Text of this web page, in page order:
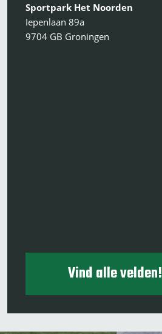
Sportpark Het Noorden
Iepenlaan 89a
9704 GB Groningen
Vind alle velden!